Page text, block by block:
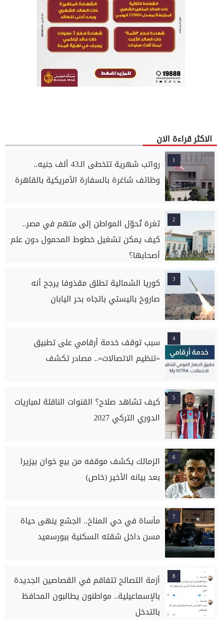
الاكثر قراءة الان
1
رواتب شهرية تتخطى الـ43 ألف جنيه..
وظائف شاغرة بالسفارة الأمريكية بالقاهرة
2
ثغرة تُحوّل المواطن إلى متهم في مصر..
كيف يمكن تشغيل خطوط المحمول دون علم
أصحابها؟
3
كوريا الشمالية تطلق مقذوفا يرجح أنه
صاروخ باليستي باتجاه بحر اليابان
4
سبب توقف خدمة أرقامي على تطبيق
«تنظيم الاتصالات».. مصادر تكشف
5
كيف تشاهد صلاح؟ القنوات الناقلة لمباريات
الدوري التركي 2027
6
الزمالك يكشف موقفه من بيع خوان بيزيرا
بعد بيانه الأخير (خاص)
7
مأساة في حي المناخ.. الجشع ينهى حياة
مسن داخل شقته السكنية ببورسعيد
8
أزمة التصالح تتفاقم في القصاصين الجديدة
بالإسماعيلية.. مواطنون يطالبون المحافظ
بالتدخل